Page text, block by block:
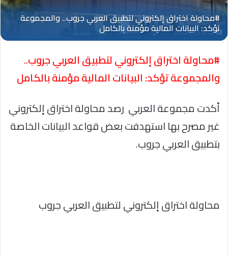
Oplus_131072
#محاولة اختراق إلكتروني لتطبيق العربي جروب..
والمجموعة تؤكد: البيانات المالية مؤمنة بالكامل
أكدت مجموعة العربي رصد محاولة اختراق إلكتروني
غير مصرح بها استهدفت بعض قواعد البيانات الخاصة
بتطبيق العربي جروب.
محاولة اختراق إلكتروني لتطبيق العربي جروب